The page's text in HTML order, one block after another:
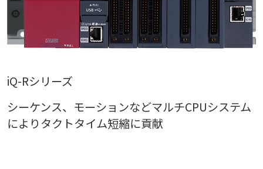
iQ-Rシリーズ
シーケンス、モーションなどマルチCPUシステム
によりタクトタイム短縮に貢献